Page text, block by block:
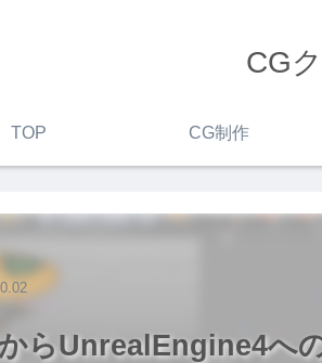
CG
TOP CG制作
らUnrealEngine4へ